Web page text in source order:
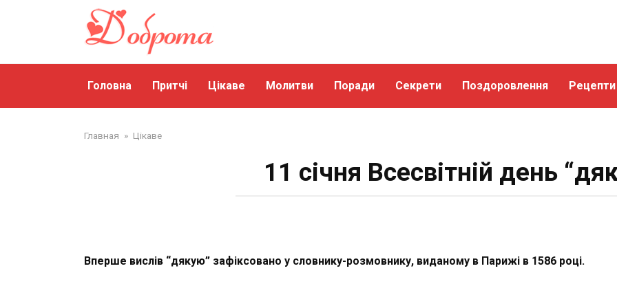
Головна Притчі Цікаве Молитви Поради Секрети Поздоровлення Рецепти
Главная » Цікаве
11 січня Всесвітній день
Вперше вислів “дякую” зафіксовано у словнику-розмовнику, виданому в Парижі в 1586 році.